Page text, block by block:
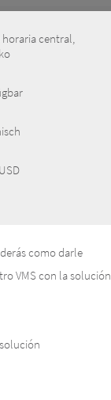
horaria central,
como darle
VMS con la solución